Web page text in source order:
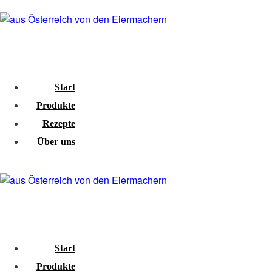
Start
Produkte
Rezepte
Über uns
Start
Produkte